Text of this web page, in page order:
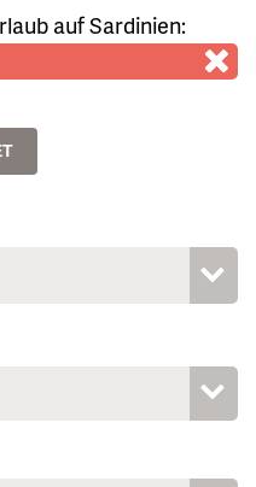
auf Sardinien: